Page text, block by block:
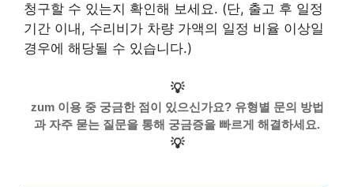
청구할 수 있는지 확인해 보세요. (단, 출고 후 일정
기간 이내, 수리비가 차량 가액의 일정 비율 이상일
경우에 해당될 수 있습니다.)
💡
zum 이용 중 궁금한 점이 있으신가요? 유형별 문의 방법
과 자주 묻는 질문을 통해 궁금증을 빠르게 해결하세요.
💡